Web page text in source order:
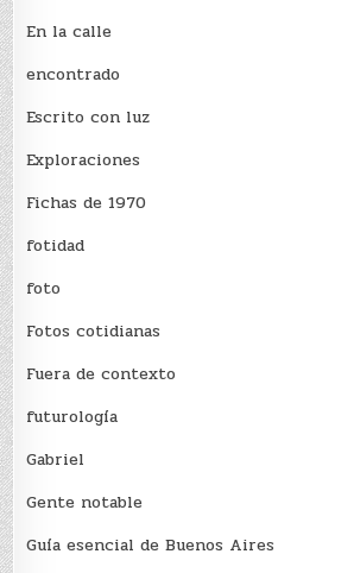
En la calle
encontrado
Escrito con luz
Exploraciones
Fichas de 1970
fotidad
foto
Fotos cotidianas
Fuera de contexto
futurología
Gabriel
Gente notable
Guía esencial de Buenos Aires